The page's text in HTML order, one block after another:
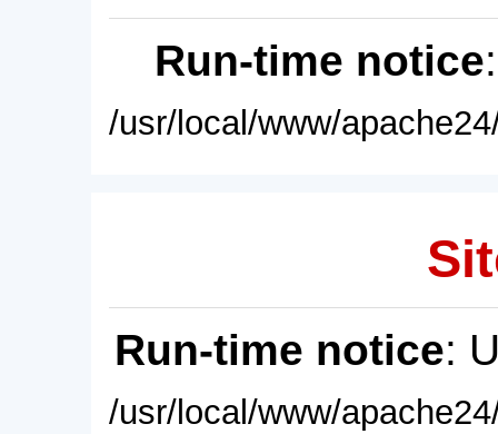
Run-time notice
/usr/local/www/
Run-time notice:
/usr/local/www/